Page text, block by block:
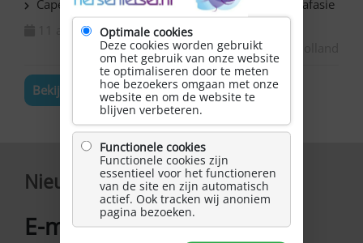
Capelle ad IJssel Bazuin – Schilderen met NAH / afasie
11 augustus 2026
Bekijk de volledige agenda
Nieuwsbrief
E-mailadres*
Optimale cookies
Deze cookies worden gebruikt
om het gebruik van onze website
te optimaliseren door te meten
hoe bezoekers omgaan met onze
website en om de website te
blijven verbeteren.
Functionele cookies
Functionele cookies zijn
essentieel voor het functioneren
van de site en zijn automatisch
actief. Ook tracken wij anoniem
pagina bezoeken.